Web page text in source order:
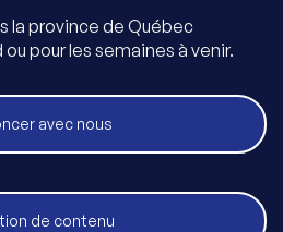
la province de Québec
pour les semaines à venir.
avec nous
de contenu